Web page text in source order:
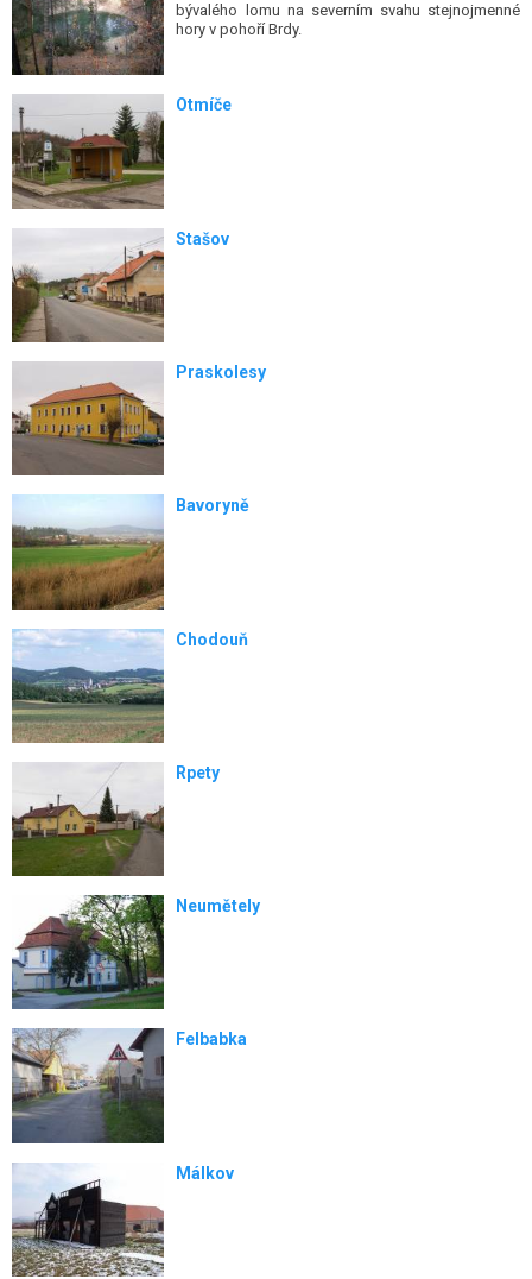
bývalého lomu na severním svahu stejnojmenné
hory v pohoří Brdy.
Otmíče
Stašov
Praskolesy
Bavoryně
Chodouň
Rpety
Neumětely
Felbabka
Málkov